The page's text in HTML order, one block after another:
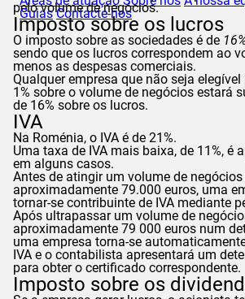
Guias Contacte-nos
pelo volume de negócios.
Imposto sobre os lucros
O imposto sobre as sociedades é de
sendo que os lucros correspondem ao
menos as despesas comerciais.
Qualquer empresa que não seja
1% sobre o volume de negócios estará
de 16% sobre os lucros.
IVA
Na Roménia, o IVA é de 21%.
Uma taxa de IVA mais baixa, de 11%, é
em alguns casos.
Antes de atingir um volume de
aproximadamente 79.000 euros, uma
tornar-se contribuinte de IVA mediante
Após ultrapassar um volume de
aproximadamente 79 000 euros num
uma empresa torna-se
IVA e o contabilista apresentará um
para obter o certificado correspondente.
Imposto sobre os